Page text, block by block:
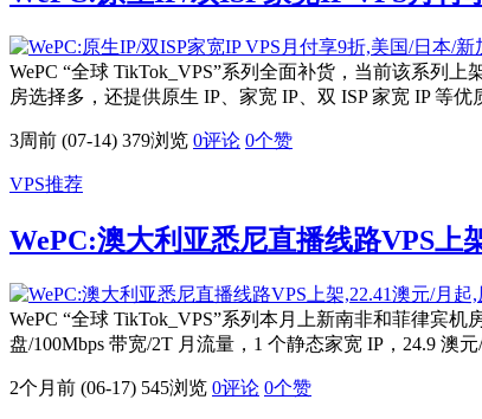
WePC “全球 TikTok_VPS”系列全面补货，当前该系列
房选择多，还提供原生 IP、家宽 IP、双 ISP 家宽 IP 等
3周前 (07-14) 379浏览 0评论 0个赞
VPS推荐
WePC:澳大利亚悉尼直播线路VPS上
WePC “全球 TikTok_VPS”系列本月上新南非和菲律宾
盘/100Mbps 带宽/2T 月流量，1 个静态家宽 IP，24.9
2个月前 (06-17) 545浏览 0评论 0个赞